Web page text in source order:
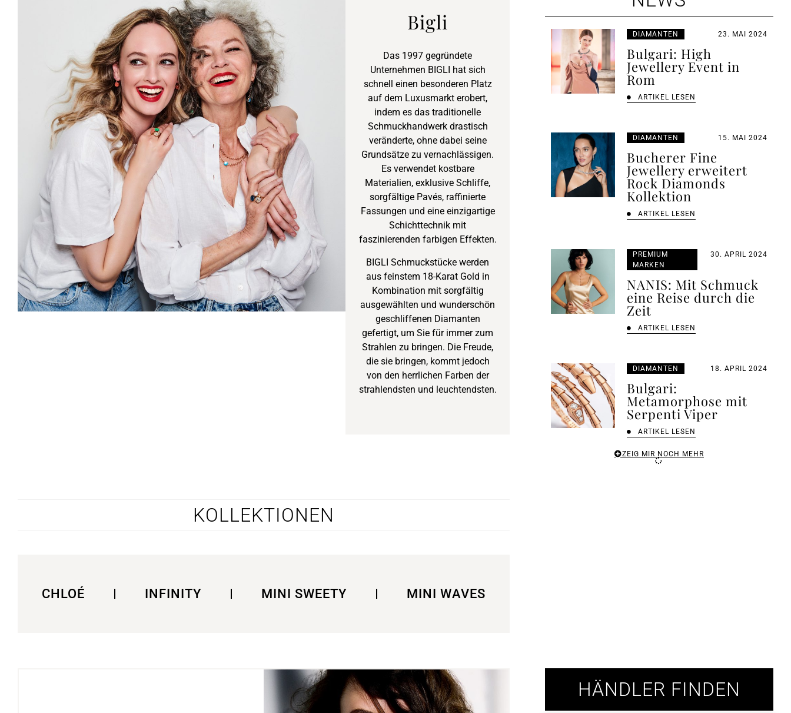
Bigli
Das 1997 gegründete
Unternehmen BIGLI hat sich
schnell einen besonderen Platz
auf dem Luxusmarkt erobert,
indem es das traditionelle
Schmuckhandwerk drastisch
veränderte, ohne dabei seine
Grundsätze zu vernachlässigen.
Es verwendet kostbare
Materialien, exklusive Schliffe,
sorgfältige Pavés, raffinierte
Fassungen und eine einzigartige
Schichttechnik mit
faszinierenden farbigen Effekten.
BIGLI Schmuckstücke werden
aus feinstem 18-Karat Gold in
Kombination mit sorgfältig
ausgewählten und wunderschön
geschliffenen Diamanten
gefertigt, um Sie für immer zum
Strahlen zu bringen. Die Freude,
die sie bringen, kommt jedoch
von den herrlichen Farben der
strahlendsten und leuchtendsten.
KOLLEKTIONEN
CHLOÉ INFINITY MINI SWEETY MINI WAVES
DIAMANTEN 23. MAI 2024
Bulgari: High
Jewellery Event in
Rom
ARTIKEL LESEN
DIAMANTEN 15. MAI 2024
Bucherer Fine
Jewellery erweitert
Rock Diamonds
Kollektion
ARTIKEL LESEN
PREMIUM
MARKEN
30. APRIL 2024
NANIS: Mit Schmuck
eine Reise durch die
Zeit
ARTIKEL LESEN
DIAMANTEN 18. APRIL 2024
Bulgari:
Metamorphose mit
Serpenti Viper
ARTIKEL LESEN
ZEIG MIR NOCH MEHR
HÄNDLER FINDEN